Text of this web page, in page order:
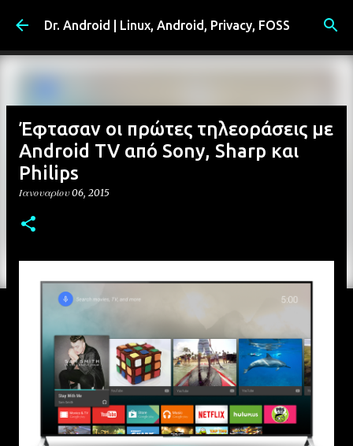
Μετάβαση στο κύριο περιεχόμενο
Dr. Android | Linux, Android, Privacy, FOSS
Έφτασαν οι πρώτες τηλεοράσεις με
Android TV από Sony, Sharp και
Philips
Ιανουαρίου 06, 2015